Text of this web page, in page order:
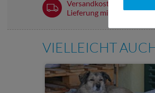
Versandkostenfrei ab 60 € -
Lieferung mit DHL
VIELLEICHT